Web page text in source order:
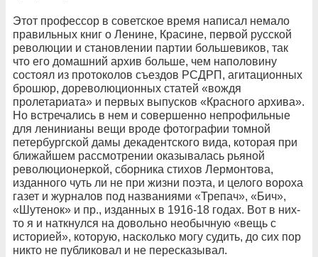
Этот профессор в советское время написал немало
правильных книг о Ленине, Красине, первой русской
революции и становлении партии большевиков, так
что его домашний архив больше, чем наполовину
состоял из протоколов съездов РСДРП, агитационных
брошюр, дореволюционных статей «вождя
пролетариата» и первых выпусков «Красного архива».
Но встречались в нем и совершенно непрофильные
для ленинианы вещи вроде фотографии томной
петербургской дамы декадентского вида, которая при
ближайшем рассмотрении оказывалась рьяной
революционеркой, сборника стихов Лермонтова,
изданного чуть ли не при жизни поэта, и целого вороха
газет и журналов под названиями «Трепач», «Бич»,
«Шутенок» и пр., изданных в 1916-18 годах. Вот в них-
то я и наткнулся на довольно необычную «вещь с
историей», которую, насколько могу судить, до сих пор
никто не публиковал и не пересказывал.